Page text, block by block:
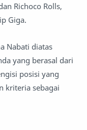
Richoco Rolls,
Giga.
Nabati diatas
yang berasal dari
posisi yang
kriteria sebagai